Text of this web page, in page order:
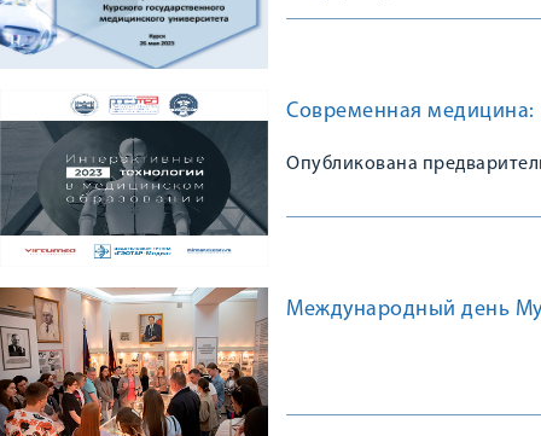
Современная медицина:
Опубликована
Международный день